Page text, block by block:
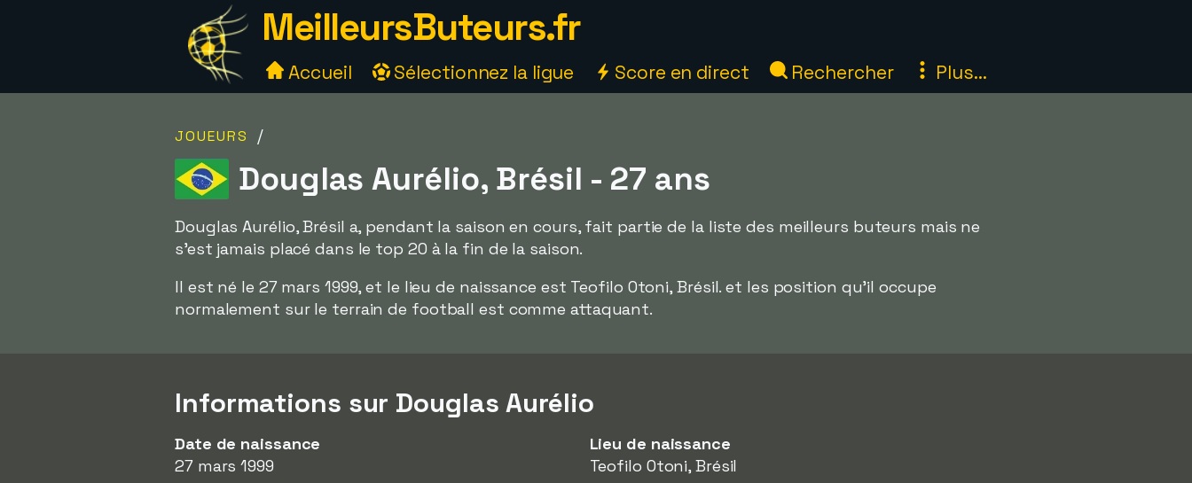
MeilleursButeurs.fr
Accueil Sélectionnez la ligue Score en direct Rechercher Plus...
JOUEURS /
Douglas Aurélio, Brésil - 27 ans
Douglas Aurélio, Brésil a, pendant la saison en cours, fait partie de la liste des meilleurs buteurs mais ne
s'est jamais placé dans le top 20 à la fin de la saison.
Il est né le 27 mars 1999, et le lieu de naissance est Teofilo Otoni, Brésil. et les position qu'il occupe
normalement sur le terrain de football est comme attaquant.
Informations sur Douglas Aurélio
Date de naissance
27 mars 1999
Lieu de naissance
Teofilo Otoni, Brésil